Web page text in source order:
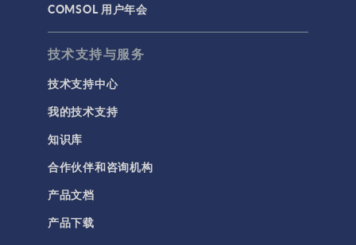
COMSOL 用户年会
技术支持与服务
技术支持中心
我的技术支持
知识库
合作伙伴和咨询机构
产品文档
产品下载